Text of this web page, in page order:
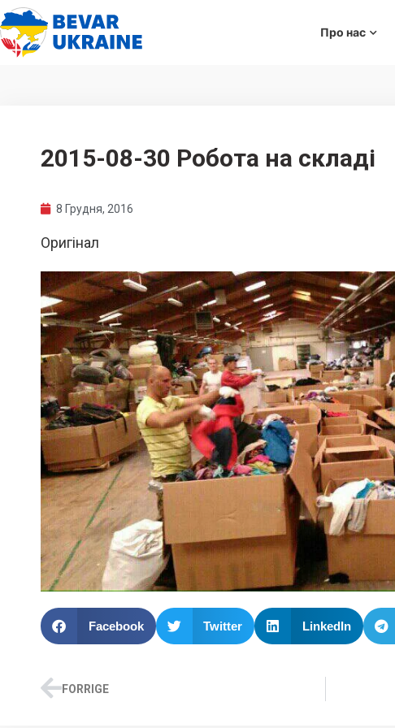
Про нас
2015-08-30 Робота на складі
8 Грудня, 2016
Оригінал
Facebook Twitter LinkedIn
FORRIGE